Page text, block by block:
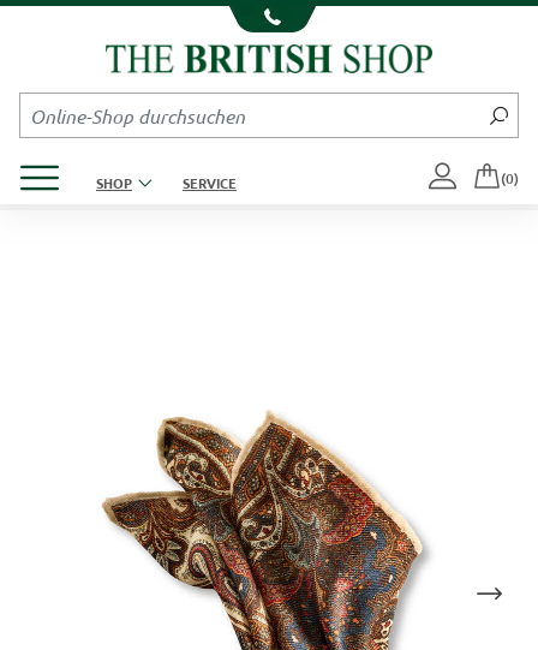
Kompletten Head der Seite überspringen
SHOP SERVICE (0)